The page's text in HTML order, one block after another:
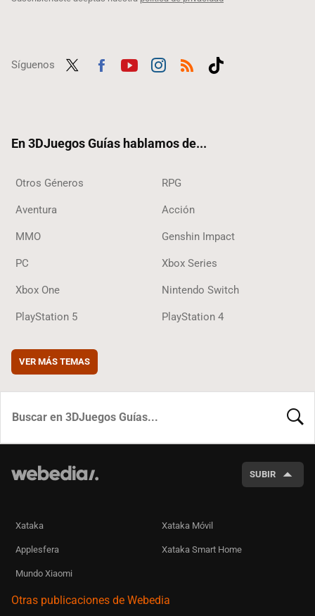
Síguenos
En 3DJuegos Guías hablamos de...
Otros Géneros RPG
Aventura Acción
MMO Genshin Impact
PC Xbox Series
Xbox One Nintendo Switch
PlayStation 5 PlayStation 4
VER MÁS TEMAS
SUBIR
Xataka Xataka Móvil
Applesfera Xataka Smart Home
Mundo Xiaomi
Otras publicaciones de Webedia